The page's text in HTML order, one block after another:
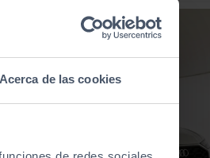
Acerca de las cookies